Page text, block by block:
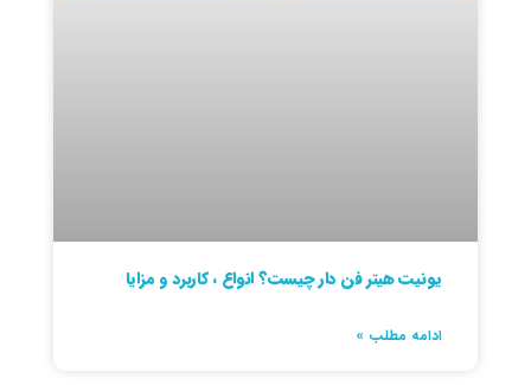
یونیت هیتر فن دار چیست؟ انواع ، کاربرد و مزایا
ادامه مطلب »